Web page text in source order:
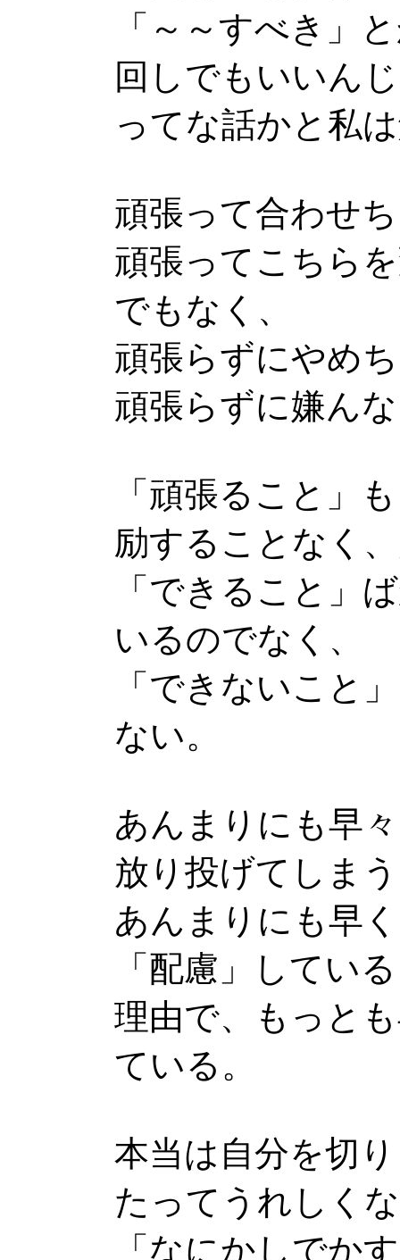
「～～すべき」
回しでもいいん
ってな話かと私
頑張って合わせ
頑張ってこちら
でもなく、
頑張らずにやめ
頑張らずに嫌ん
「頑張ること」
励することなく
「できること」
いるのでなく、
「できないこと
ない。
あんまりにも早
放り投げてしま
あんまりにも早
「配慮」してい
理由で、もっと
ている。
本当は自分を切
たってうれしく
「なにかしでか